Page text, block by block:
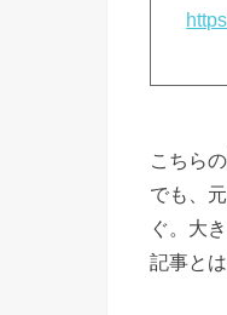
こちら
でも、
ぐ。大
記事と